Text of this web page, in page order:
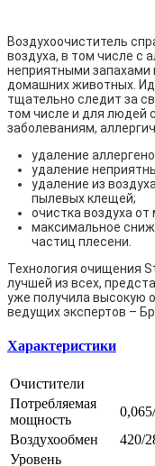
Воздухоочиститель
воздуха, в том числе с
неприятными
домашних животных.
тщательно следит за
том числе и для людей
заболеваниям,
удаление
удаление
удаление из
пылевых клещей;
очистка воздуха
максимальное
частиц плесени.
Технология очищения
лучшей из всех,
уже получила высокую
ведущих экспертов –
Характеристики
Очистители
Потребляемая
мощность
Воздухообмен
420/
Уровень